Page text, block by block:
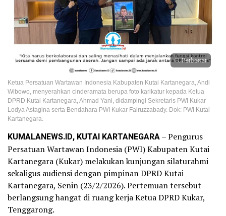
Perbesar
Ketua Persatuan Wartawan Indonesia Kabupaten Kutai Kartanegara, Andi
Wibowo, menyerahkan cinderamata berupa foto karikatur kepada Ketua
DPRD Kutai Kartanegara, Ahmad Yani, didampingi Sekretaris PWI Kukar
Lodya Astagina serta Bendahara PWI Kukar Fairuzzabady. Dok: PWI Kutai
Kartanegara.
KUMALANEWS.ID, KUTAI KARTANEGARA– Pengurus
Persatuan Wartawan Indonesia (PWI) Kabupaten Kutai
Kartanegara (Kukar) melakukan kunjungan silaturahmi
sekaligus audiensi dengan pimpinan DPRD Kutai
Kartanegara, Senin (23/2/2026). Pertemuan tersebut
berlangsung hangat di ruang kerja Ketua DPRD Kukar,
Tenggarong.